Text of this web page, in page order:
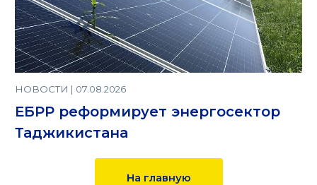
НОВОСТИ | 07.08.2026
ЕБРР реформирует энергосектор
Таджикистана
На главную